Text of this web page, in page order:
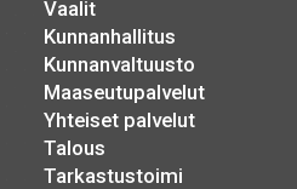
Vaalit
Kunnanhallitus
Kunnanvaltuusto
Maaseutupalvelut
Yhteiset palvelut
Talous
Tarkastustoimi